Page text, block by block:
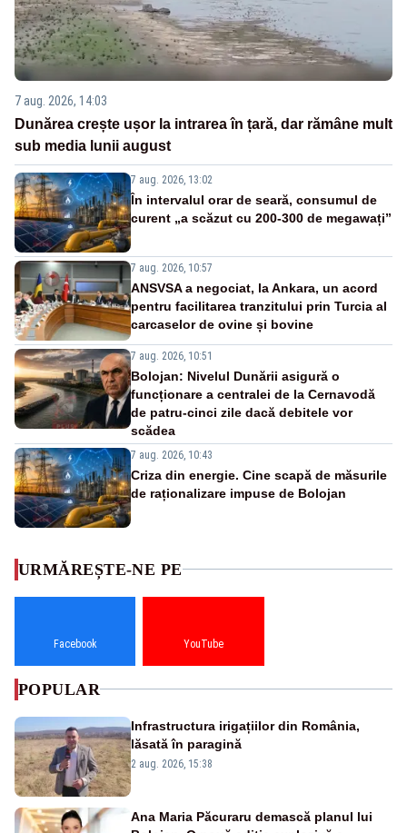
7 aug. 2026, 14:03
Dunărea crește ușor la intrarea în țară, dar rămâne mult
sub media lunii august
7 aug. 2026, 13:02
În intervalul orar de seară, consumul de
curent „a scăzut cu 200-300 de megawați”
7 aug. 2026, 10:57
ANSVSA a negociat, la Ankara, un acord
pentru facilitarea tranzitului prin Turcia al
carcaselor de ovine și bovine
7 aug. 2026, 10:51
Bolojan: Nivelul Dunării asigură o
funcționare a centralei de la Cernavodă
de patru-cinci zile dacă debitele vor
scădea
7 aug. 2026, 10:43
Criza din energie. Cine scapă de măsurile
de raționalizare impuse de Bolojan
URMĂREȘTE-NE PE
Facebook YouTube
POPULAR
Infrastructura irigațiilor din România,
lăsată în paragină
2 aug. 2026, 15:38
Ana Maria Păcuraru demască planul lui